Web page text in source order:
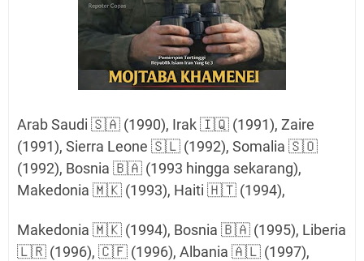
Arab Saudi 🇸🇦 (1990), Irak 🇮🇶 (1991), Zaire
(1991), Sierra Leone 🇸🇱 (1992), Somalia 🇸🇴
(1992), Bosnia 🇧🇦 (1993 hingga sekarang),
Makedonia 🇲🇰 (1993), Haiti 🇭🇹 (1994),
Makedonia 🇲🇰 (1994), Bosnia 🇧🇦 (1995), Liberia
🇱🇷 (1996), 🇨🇫 (1996), Albania 🇦🇱 (1997),